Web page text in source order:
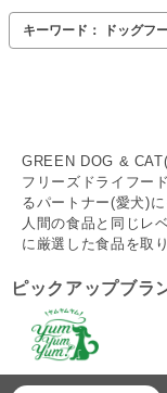
キーワード： ドッグフ
GREEN DOG &
フリーズドライフー
るパートナー(愛犬)に
人間の食品と同じレ
に厳選した食品を取
ピックアップブラ